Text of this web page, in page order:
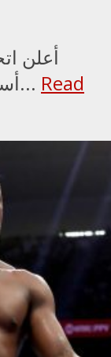
أعلن
أسطورة الفنون القتالية المختلطة... Read